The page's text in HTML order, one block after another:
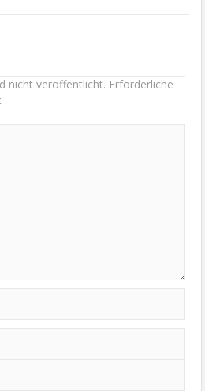
nicht veröffentlicht. Erforderliche